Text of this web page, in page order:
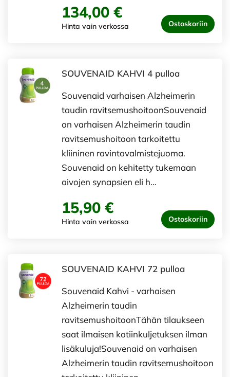
134,00 €
Hinta vain verkossa Ostoskoriin
SOUVENAID KAHVI 4 pulloa
Souvenaid varhaisen Alzheimerin
taudin ravitsemushoitoonSouvenaid
on varhaisen Alzheimerin taudin
ravitsemushoitoon tarkoitettu
kliininen ravintovalmistejuoma.
Souvenaid on kehitetty tukemaan
aivojen synapsien eli h…
15,90 €
Hinta vain verkossa Ostoskoriin
SOUVENAID KAHVI 72 pulloa
Souvenaid Kahvi - varhaisen
Alzheimerin taudin
ravitsemushoitoonTähän tilaukseen
saat ilmaisen kotiinkuljetuksen ilman
lisäkuluja!Souvenaid on varhaisen
Alzheimerin taudin ravitsemushoitoon